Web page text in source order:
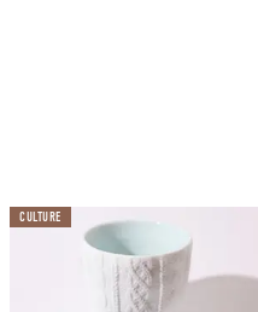
」は、瀬戸焼の全て
はじめ、やきものショップや
設。街歩きの時は、こちらの
日本最大級の
「愛知県
CULTURE